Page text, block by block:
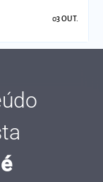
03 OUT.
é